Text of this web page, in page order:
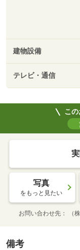
建物設備
テレビ・通信
こ
写真
をもっと見たい
お問い合わせ先 （
備考